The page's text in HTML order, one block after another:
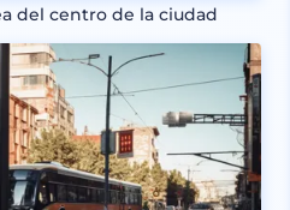
del centro de la ciudad